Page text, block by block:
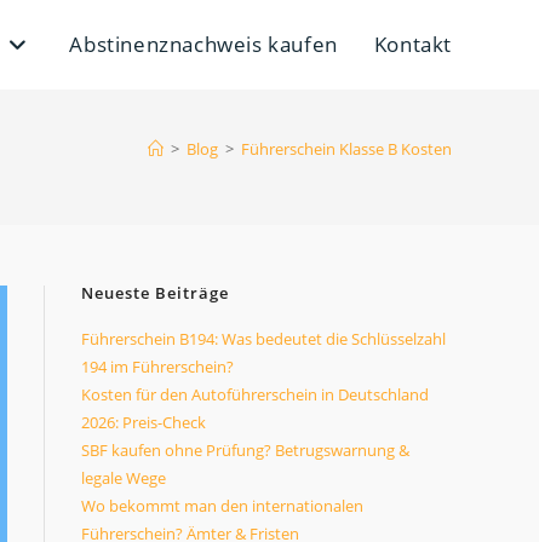
Abstinenznachweis kaufen Kontakt
> Blog > Führerschein Klasse B Kosten
Neueste Beiträge
Führerschein B194: Was bedeutet die Schlüsselzahl
194 im Führerschein?
Kosten für den Autoführerschein in Deutschland
2026: Preis-Check
SBF kaufen ohne Prüfung? Betrugswarnung &
legale Wege
Wo bekommt man den internationalen
Führerschein? Ämter & Fristen